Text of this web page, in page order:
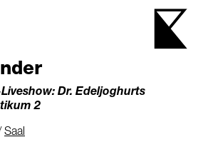
Dr. Edeljoghurts
2
Saal